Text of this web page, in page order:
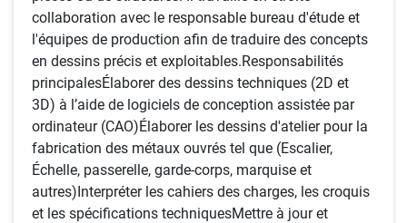
collaboration avec le responsable bureau d'étude et
l'équipes de production afin de traduire des concepts
en dessins précis et exploitables.Responsabilités
principalesÉlaborer des dessins techniques (2D et
3D) à l’aide de logiciels de conception assistée par
ordinateur (CAO)Élaborer les dessins d'atelier pour la
fabrication des métaux ouvrés tel que (Escalier,
Échelle, passerelle, garde-corps, marquise et
autres)Interpréter les cahiers des charges, les croquis
et les spécifications techniquesMettre à jour et